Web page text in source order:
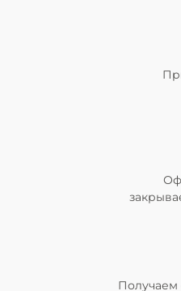
Получаем